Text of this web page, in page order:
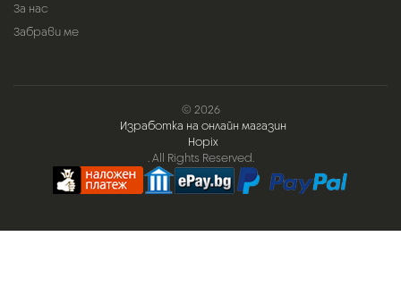
За нас
Забрави ме
© 2026
Изработка на онлайн магазин
Hopix
. All Rights Reserved.